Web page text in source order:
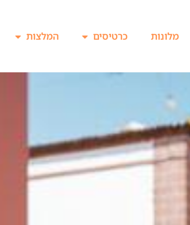
מלונות כרטיסים המלצות